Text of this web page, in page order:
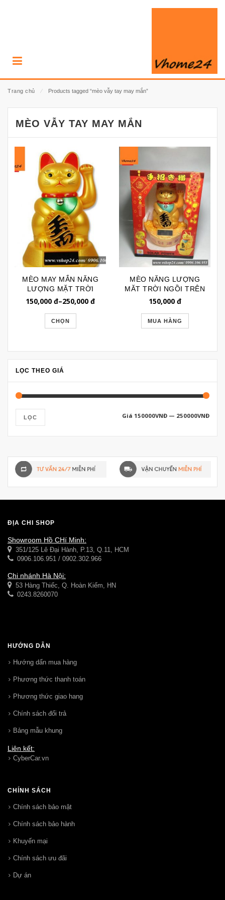
Trang chủ ⁄ Products tagged “mèo vẫy tay may mắn”
MÈO VẪY TAY MAY MẮN
MÈO MAY MẮN NĂNG
LƯỢNG MẶT TRỜI
VTP019
150,000 đ–250,000 đ
CHỌN
MÈO NĂNG LƯỢNG
MĂT TRỜI NGỒI TRÊN
QUAN TIỀN 021
150,000đ
MUA HÀNG
LỌC THEO GIÁ
LỌC Giá 150000VNĐ — 250000VNĐ
ĐỊA CHỈ SHOP
Showroom Hồ CHí Minh:
351/125 Lê Đại Hành, P.13, Q.11, HCM
0906.106.951 / 0902.302.966
Chi nhánh Hà Nội:
53 Hàng Thiếc, Q. Hoàn Kiếm, HN
0243.8260070
HƯỚNG DẪN
Hướng dẩn mua hàng
Phương thức thanh toán
Phương thức giao hang
Chính sách đổi trả
Bảng mẫu khung
Liên kết:
CyberCar.vn
CHÍNH SÁCH
Chính sách bảo mật
Chính sách bảo hành
Khuyến mại
Chính sách ưu đãi
Dự án